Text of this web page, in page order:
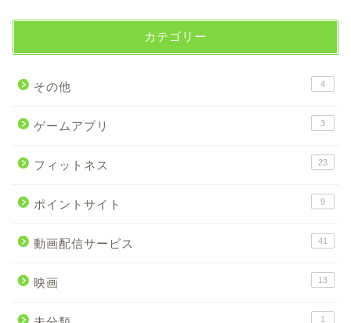
カテゴリー
その他 4
ゲームアプリ 3
フィットネス 23
ポイントサイト 9
動画配信サービス 41
映画 13
1